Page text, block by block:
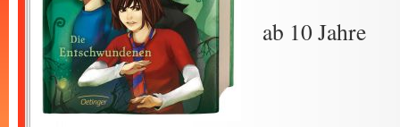
ab 10 Jahre